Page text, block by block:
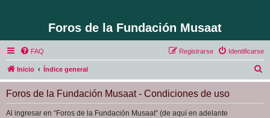
Foros de la Fundación Musaat
FAQ Identificarse
Registrarse
Inicio Índice general
u
Foros de la Fundación Musaat - Condiciones de uso
Al ingresar en “Foros de la Fundación Musaat” (de aquí en adelante